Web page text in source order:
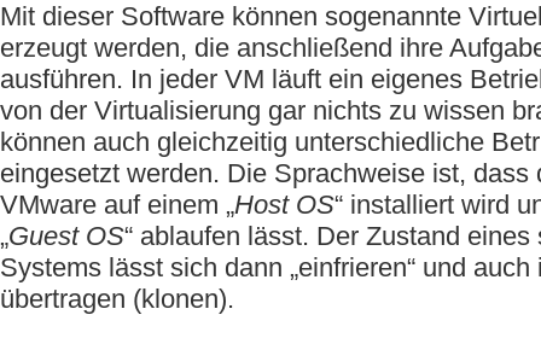
Mit dieser Software können sogenannte
erzeugt werden, die anschließend ihre
ausführen. In jeder VM läuft ein eigenes
von der Virtualisierung gar nichts zu wissen
können auch gleichzeitig unterschiedliche
eingesetzt werden. Die Sprachweise ist, dass
VMware auf einem „Host OS“ installiert wird
„Guest OS“ ablaufen lässt. Der Zustand
Systems lässt sich dann „einfrieren“ und
übertragen (klonen).